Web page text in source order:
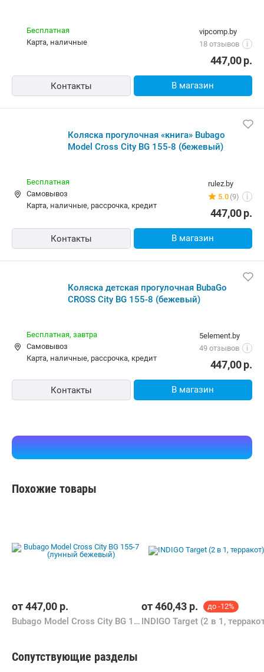
vipcomp.by
18 отзывов
i
Бесплатная
карта, наличные
447,00р.
Контакты В магазин
Коляска прогулочная «книга» Bubago
Model Cross City BG 155-8 (бежевый)
rulez.by
5.0 (9) i
Бесплатная
Самовывоз
карта, наличные, рассрочка, кредит
447,00р.
Контакты В магазин
Коляска детская прогулочная BubaGo
CROSS City BG 155-8 (бежевый)
5element.by
49 отзывов
i
Бесплатная, завтра
Самовывоз
карта, наличные, рассрочка, кредит
447,00р.
Контакты В магазин
Похожие товары
от447,00 р.
Bubago Model Cross City BG 155-7 (лунный бежевый)
от460,43 р. до -12%
INDIGO Target (2 в 1,
Сопутствующие разделы